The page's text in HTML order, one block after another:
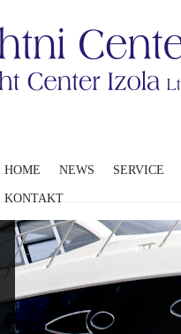
HOME NEWS SERVICE
KONTAKT